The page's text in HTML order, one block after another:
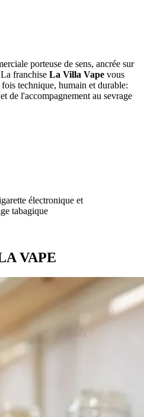
porteuse de sens, ancrée sur
franchise La Villa Vape vous
technique, humain et durable:
de l'accompagnement au sevrage
électronique et
tabagique
VAPE